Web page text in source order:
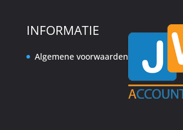
INFORMATIE
Algemene voorwaarden